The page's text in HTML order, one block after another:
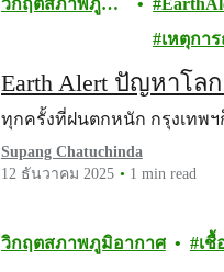
วิกฤตสภาพภูมิ
เหตุกา
Earth Alert ปัญหาโล
ทุกครั้งที่ฝนตกหนัก กรุงเทพ
Supang Chatuchinda
12 ธันวาคม 2025
1 min read
วิกฤตสภาพภูมิอากาศ เชื้